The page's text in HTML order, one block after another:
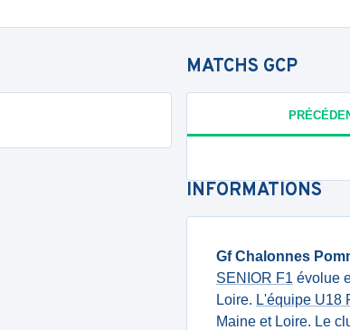
MATCHS GCP
INFORMATIONS
Gf Chalonnes
SENIOR F1 évolue
Loire. L'équipe U18
Maine et Loire. Le